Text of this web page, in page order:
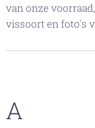
van onze
vissoort en foto's
A